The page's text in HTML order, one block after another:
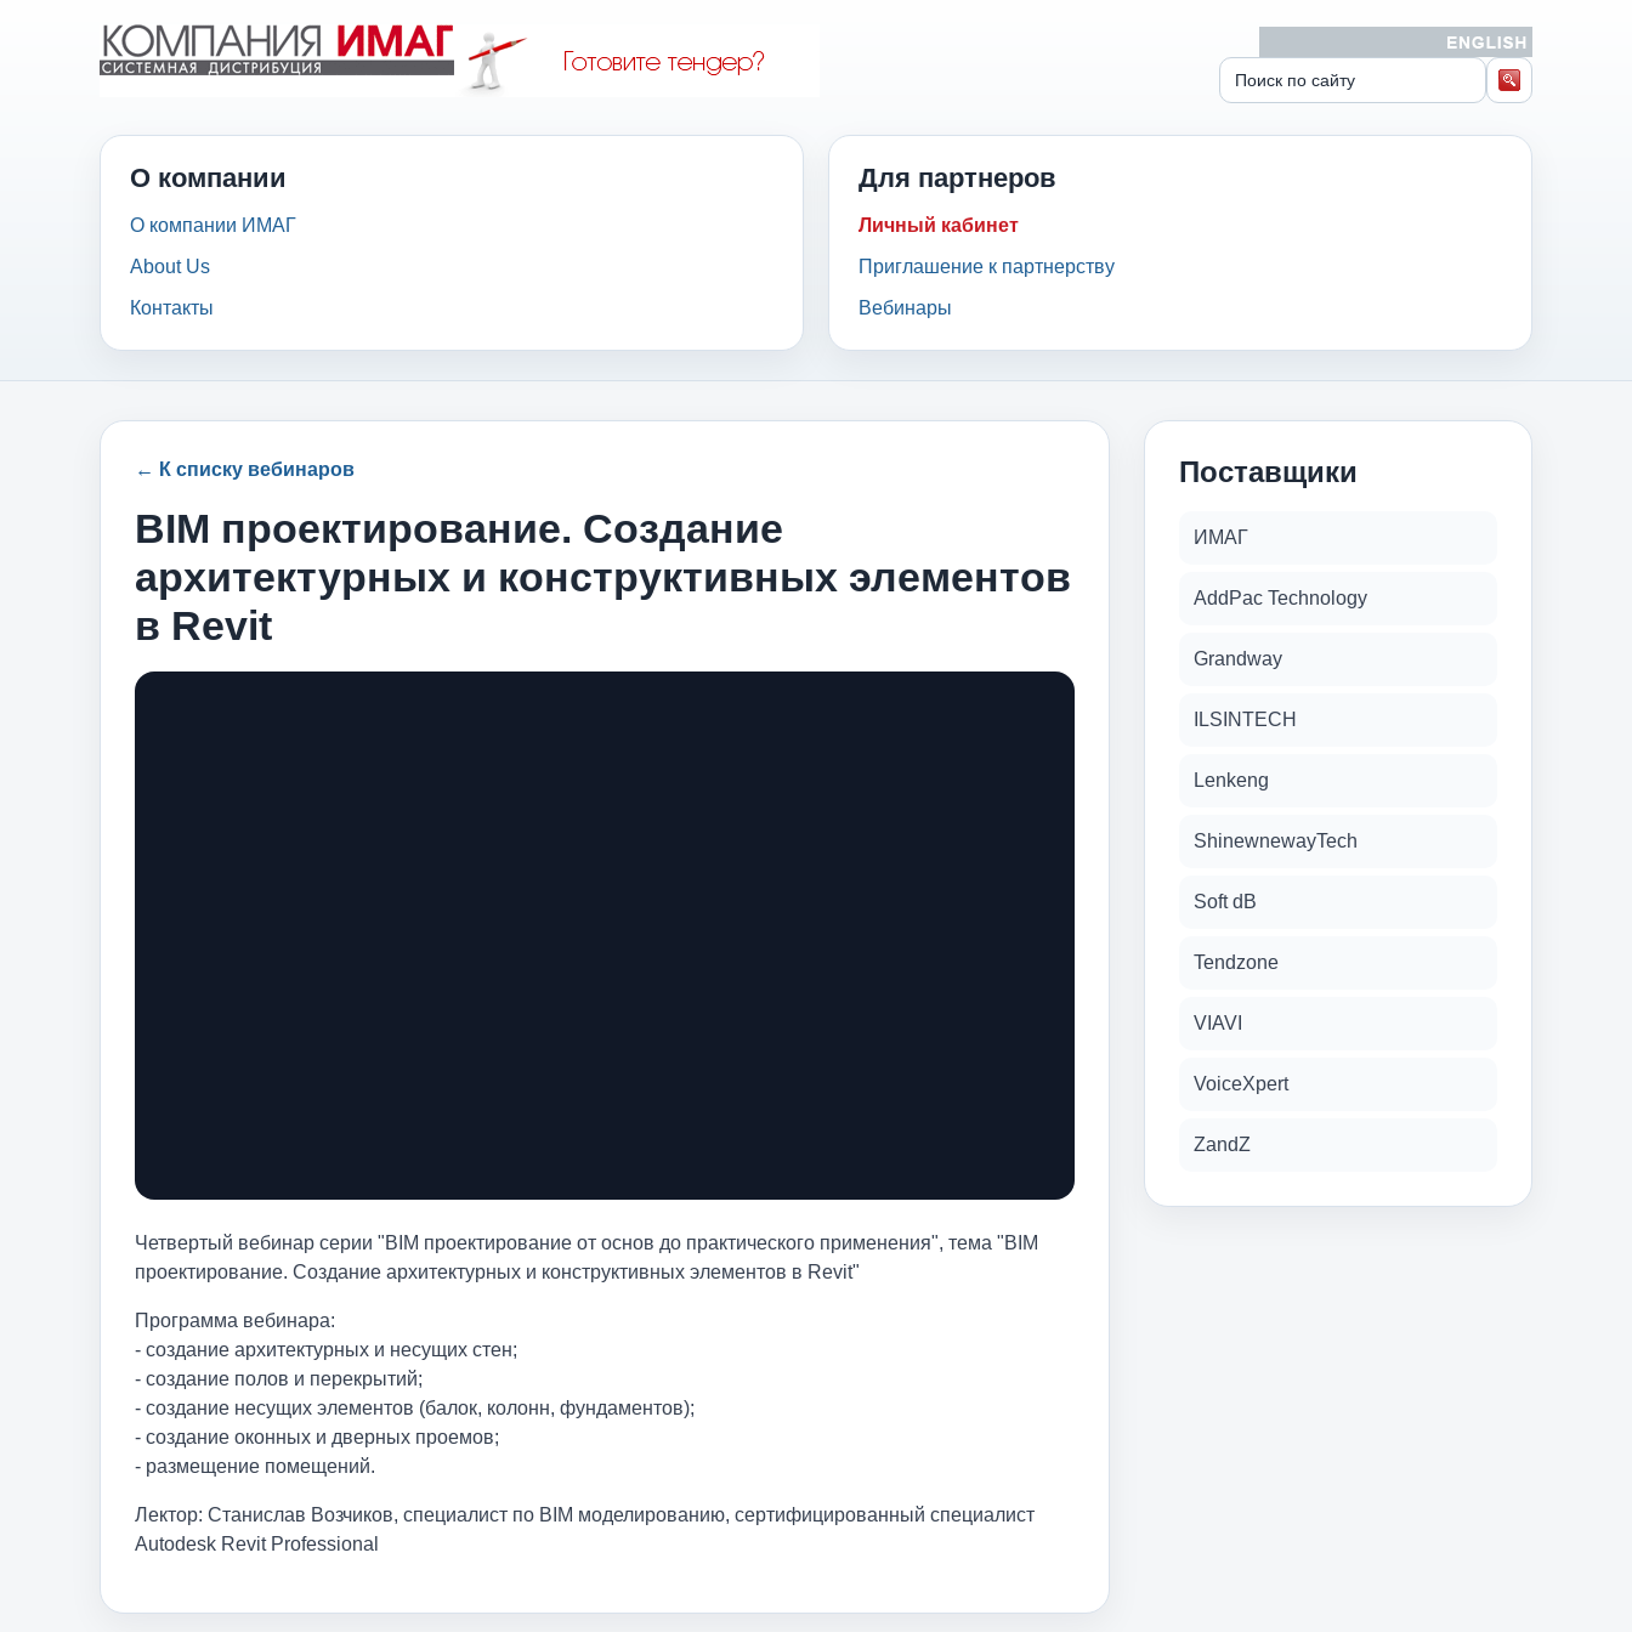
О компании
О компании ИМАГ
About Us
Контакты
Для партнеров
Личный кабинет
Приглашение к партнерству
Вебинары
← К списку вебинаров
BIM проектирование. Создание
архитектурных и конструктивных элементов
в Revit
Четвертый вебинар серии "BIM проектирование от основ до практического применения", тема "BIM
проектирование. Создание архитектурных и конструктивных элементов в Revit"
Программа вебинара:
- создание архитектурных и несущих стен;
- создание полов и перекрытий;
- создание несущих элементов (балок, колонн, фундаментов);
- создание оконных и дверных проемов;
- размещение помещений.
Лектор: Станислав Возчиков, специалист по BIM моделированию, сертифицированный специалист
Autodesk Revit Professional
Поставщики
ИМАГ
AddPac Technology
Grandway
ILSINTECH
Lenkeng
ShinewnewayTech
Soft dB
Tendzone
VIAVI
VoiceXpert
ZandZ